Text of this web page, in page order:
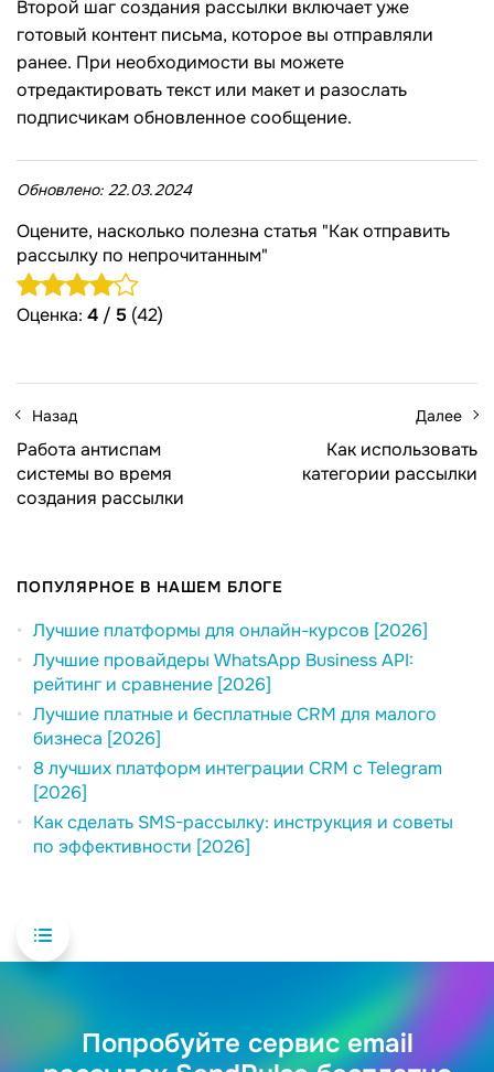
Второй шаг создания рассылки включает уже
готовый контент письма, которое вы отправляли
ранее. При необходимости вы можете
отредактировать текст или макет и разослать
подписчикам обновленное сообщение.
Обновлено: 22.03.2024
Оцените, насколько полезна статья "Как отправить
рассылку по непрочитанным"
Оценка: 4 / 5 (42)
Назад
Работа антиспам
системы во время
создания рассылки
Далее
Как использовать
категории рассылки
ПОПУЛЯРНОЕ В НАШЕМ БЛОГЕ
Лучшие платформы для онлайн-курсов [2026]
Лучшие провайдеры WhatsApp Business API:
рейтинг и сравнение [2026]
Лучшие платные и бесплатные CRM для малого
бизнеса [2026]
8 лучших платформ интеграции CRM с Telegram
[2026]
Как сделать SMS-рассылку: инструкция и советы
по эффективности [2026]
Попробуйте сервис email